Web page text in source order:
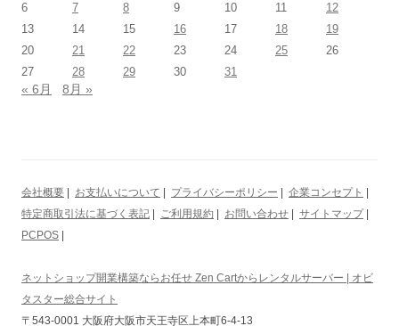
6
7 8 9 10 11
12
13
14 15 16 17 18
19
20
21 22 23 24 25
26
27
28 29 30 31
« 6月 8月 »
会社概要 お支払いについて プライバシーポリシー 企業コンセプト
特定商取引法に基づく表記
ご利用規約 お問い合わせ サイトマップ|
PCPOS
ネットショップ開業構築ならお任せ Zen Cartからレンタルサーバー | オビ
タスター総合サイト
〒543-0001 大阪府大阪市天王寺区上本町6-4-13